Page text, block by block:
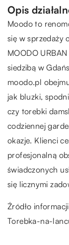
Opis
Moodo to
się w sprzedaży
MOODO
siedzibą w
moodo.pl
jak bluzki,
czy torebki
codziennej
okazje. Klienci
profesjonalną
świadczonych
się licznymi
Źródło
Torebka-na-